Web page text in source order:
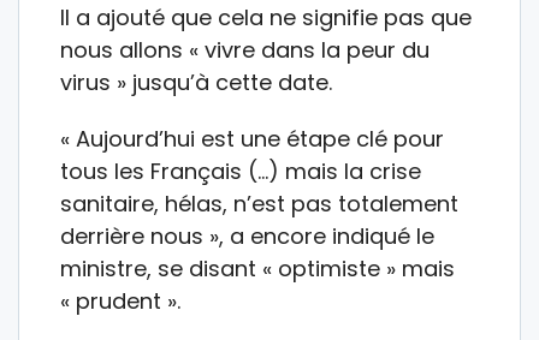
Il a ajouté que cela ne signifie pas que
nous allons « vivre dans la peur du
virus » jusqu’à cette date.
« Aujourd’hui est une étape clé pour
tous les Français (…) mais la crise
sanitaire, hélas, n’est pas totalement
derrière nous », a encore indiqué le
ministre, se disant « optimiste » mais
« prudent ».